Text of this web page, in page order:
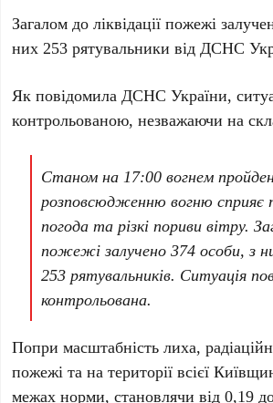
Загалом до ліквідації пожежі
них253 рятувальники від ДСНС
Як повідомила ДСНС України,
контрольованою, незважаючи на
Станом на 17:00 вогнем
розповсюдженню вогню сприяє
погода та різкі пориви вітру.
пожежі залучено 374 особи, з
253 рятувальників. Ситуація
контрольована.
Попри масштабність лиха,
пожежі та на території всієї
межах норми, становлячи від0,19